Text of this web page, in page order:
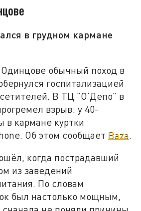
в грудном кармане
обычный поход в
госпитализацией
В ТЦ "О’Депо" в
взрыв: у 40-
в кармане куртки
Об этом сообщает Baza.
когда пострадавший
из заведений
По словам
был настолько мощным,